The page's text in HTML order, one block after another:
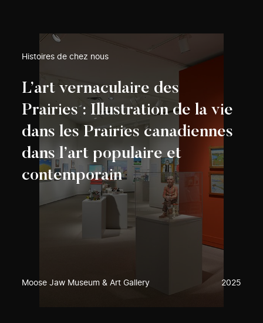
Histoires de chez nous
L’art vernaculaire des
Prairies : Illustration de la vie
dans les Prairies canadiennes
dans l’art populaire et
contemporain
Moose Jaw Museum & Art Gallery 2025